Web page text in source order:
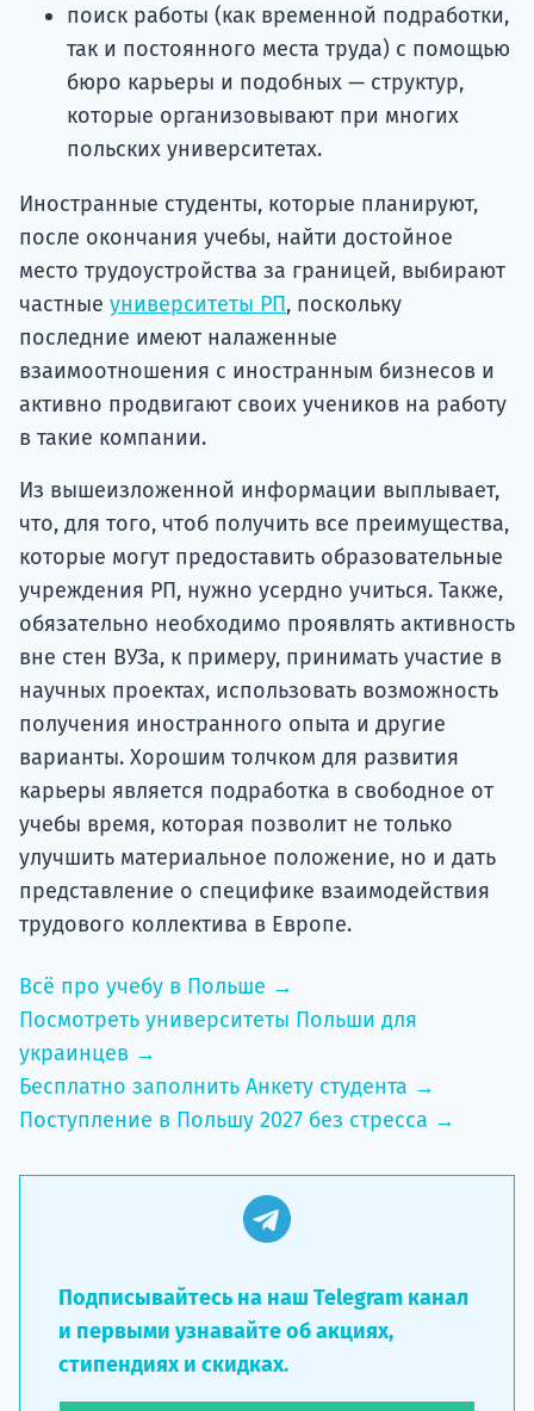
поиск работы (как временной подработки,
так и постоянного места труда) с помощью
бюро карьеры и подобных — структур,
которые организовывают при многих
польских университетах.
Иностранные студенты, которые планируют,
после окончания учебы, найти достойное
место трудоустройства за границей, выбирают
частные университеты РП, поскольку
последние имеют налаженные
взаимоотношения с иностранным бизнесов и
активно продвигают своих учеников на работу
в такие компании.
Из вышеизложенной информации выплывает,
что, для того, чтоб получить все преимущества,
которые могут предоставить образовательные
учреждения РП, нужно усердно учиться. Также,
обязательно необходимо проявлять активность
вне стен ВУЗа, к примеру, принимать участие в
научных проектах, использовать возможность
получения иностранного опыта и другие
варианты. Хорошим толчком для развития
карьеры является подработка в свободное от
учебы время, которая позволит не только
улучшить материальное положение, но и дать
представление о специфике взаимодействия
трудового коллектива в Европе.
Всё про учебу в Польше →
Посмотреть университеты Польши для
украинцев →
Бесплатно заполнить Анкету студента →
Поступление в Польшу 2027 без стресса →
Подписывайтесь на наш Telegram канал
и первыми узнавайте об акциях,
стипендиях и скидках.